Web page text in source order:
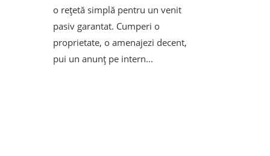
o rețetă simplă pentru un venit
pasiv garantat. Cumperi o
proprietate, o amenajezi decent,
pui un anunț pe intern...